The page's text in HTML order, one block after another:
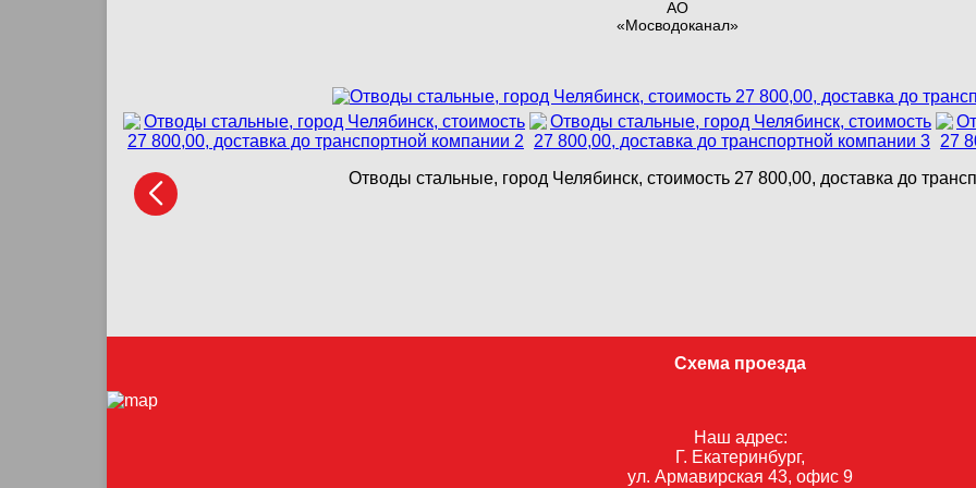
АО
«Мосводоканал»
Отводы стальные, город Челябинск, стоимость 27 800,00, доставка до
Схема проезда
Наш адрес:
Г. Екатеринбург,
ул. Армавирская 43, офис 9